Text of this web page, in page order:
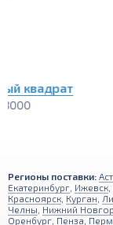
Регионы поставки:
Екатеринбург Ижевск
Красноярск Курган
Челны Нижний
Оренбург Пенза